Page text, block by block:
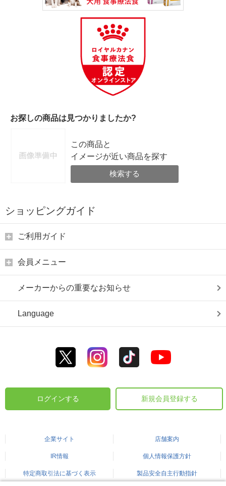
お探しの商品は見つかりましたか?
この商品と
イメージが近い商品を探す
検索する
ショッピングガイド
ご利用ガイド
会員メニュー
メーカーからの重要なお知らせ
Language
ログインする 新規会員登録する
企業サイト 店舗案内
IR情報 個人情報保護方針
特定商取引法に基づく表示 製品安全自主行動指針